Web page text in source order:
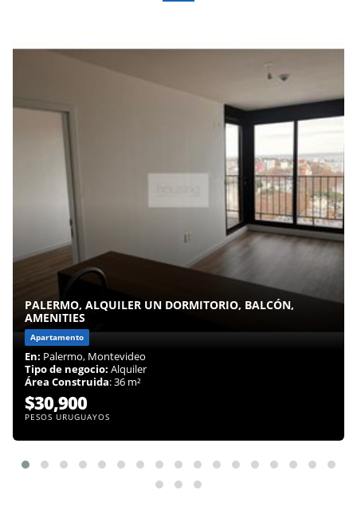
PALERMO, ALQUILER UN DORMITORIO, BALCÓN,
AMENITIES
Apartamento
En: Palermo, Montevideo
Tipo de negocio: Alquiler
Área Construida: 36 m²
$30,900
PESOS URUGUAYOS